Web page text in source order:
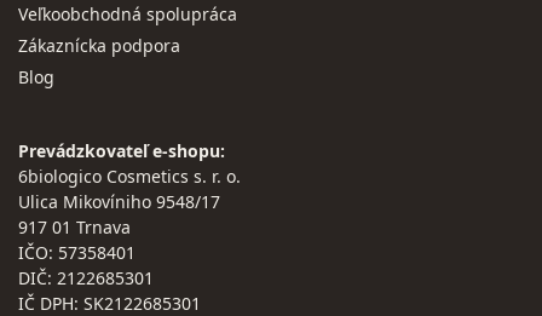
Veľkoobchodná spolupráca
Zákaznícka podpora
Blog
Prevádzkovateľ e-shopu:
6biologico Cosmetics s. r. o.
Ulica Mikovíniho 9548/17
917 01 Trnava
IČO: 57358401
DIČ: 2122685301
IČ DPH: SK2122685301